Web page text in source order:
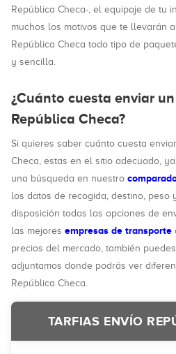
República Checa-, el equipaje de tu
muchos los motivos que te llevarán
República Checa todo tipo de
y sencilla.
¿Cuánto cuesta enviar
República Checa?
Si quieres saber cuánto cuesta
Checa, estas en el sitio adecuado,
una búsqueda en nuestro
los datos de recogida, destino, peso
disposición todas las opciones de
las mejores empresas de transporte
precios del mercado, también
adjuntamos donde podrás ver
República Checa.
TARFIAS ENVÍO